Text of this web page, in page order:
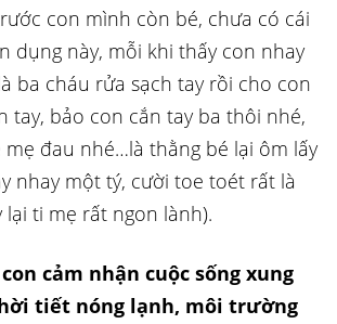
con mình còn bé, chưa có cái
dụng này, mỗi khi thấy con nhay
ba cháu rửa sạch tay rồi cho con
tay, bảo con cắn tay ba thôi nhé,
đau nhé…là thằng bé lại ôm lấy
nhay một tý, cười toe toét rất là
lại ti mẹ rất ngon lành).
cảm nhận cuộc sống xung
tiết nóng lạnh, môi trường